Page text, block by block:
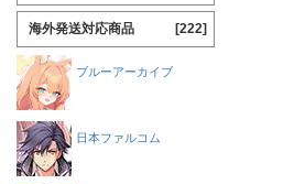
海外発送対応商品 [222]
ブルーアーカイブ
日本ファルコム